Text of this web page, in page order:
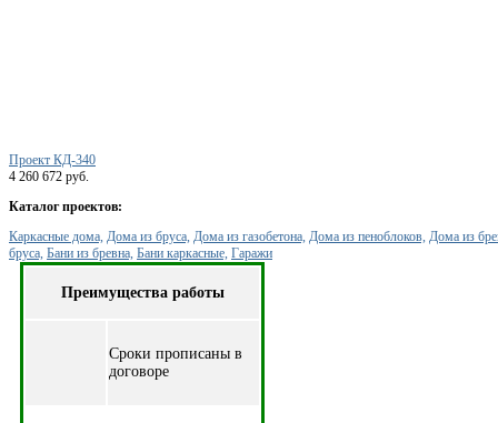
Проект КД-340
4 260 672 руб.
Каталог проектов:
Каркасные дома, Дома из бруса, Дома из газобетона, Дома из пеноблоков, Дома из
бруса, Бани из бревна, Бани каркасные, Гаражи
Преимущества работы
Cроки прописаны в
договоре